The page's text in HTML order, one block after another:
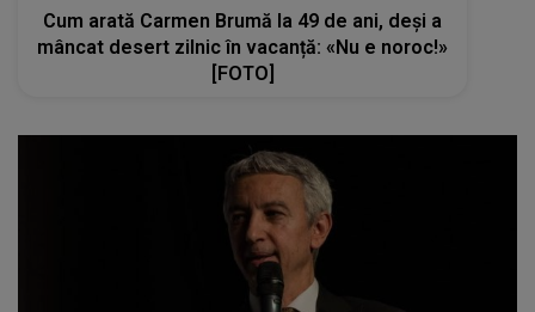
Cum arată Carmen Brumă la 49 de ani, deși a
mâncat desert zilnic în vacanță: «Nu e noroc!»
[FOTO]